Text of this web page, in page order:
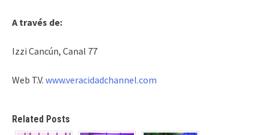
A través de:
Izzi Cancún, Canal 77
Web T.V. www.veracidadchannel.com
Related Posts